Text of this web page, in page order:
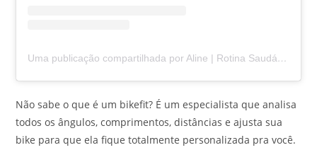
Uma publicação compartilhada por Aline | Rotina Saudável (@alineqcorre)
Não sabe o que é um bikefit? É um especialista que analisa
todos os ângulos, comprimentos, distâncias e ajusta sua
bike para que ela fique totalmente personalizada pra você.